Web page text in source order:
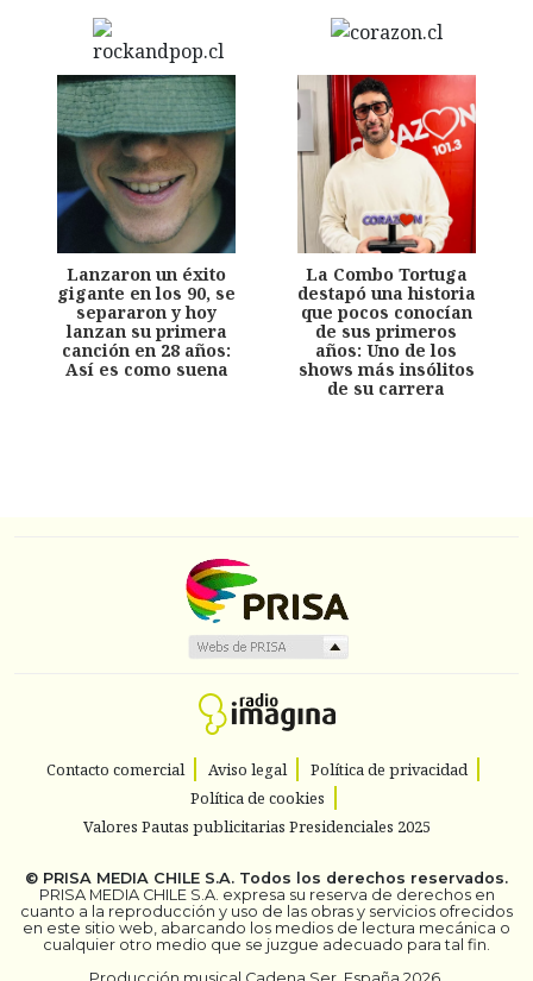
Lanzaron un éxito
gigante en los 90, se
separaron y hoy
lanzan su primera
canción en 28 años:
Así es como suena
La Combo Tortuga
destapó una historia
que pocos conocían
de sus primeros
años: Uno de los
shows más insólitos
de su carrera
Contacto comercial Aviso legal
Política de privacidad
Política de cookies
Valores Pautas publicitarias Presidenciales 2025
© PRISA MEDIA CHILE S.A. Todos los derechos reservados.
PRISA MEDIA CHILE S.A. expresa su reserva de derechos en
cuanto a la reproducción y uso de las obras y servicios ofrecidos
en este sitio web, abarcando los medios de lectura mecánica o
cualquier otro medio que se juzgue adecuado para tal fin.